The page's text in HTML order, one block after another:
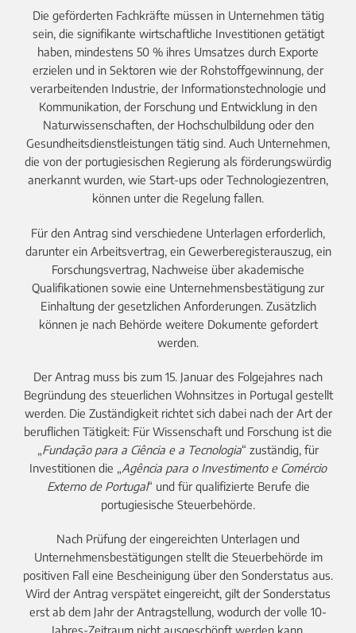
Die geförderten Fachkräfte müssen in Unternehmen tätig
sein, die signifikante wirtschaftliche Investitionen getätigt
haben, mindestens 50 % ihres Umsatzes durch Exporte
erzielen und in Sektoren wie der Rohstoffgewinnung, der
verarbeitenden Industrie, der Informationstechnologie und
Kommunikation, der Forschung und Entwicklung in den
Naturwissenschaften, der Hochschulbildung oder den
Gesundheitsdienstleistungen tätig sind. Auch Unternehmen,
die von der portugiesischen Regierung als förderungswürdig
anerkannt wurden, wie Start-ups oder Technologiezentren,
können unter die Regelung fallen.
Für den Antrag sind verschiedene Unterlagen erforderlich,
darunter ein Arbeitsvertrag, ein Gewerberegisterauszug, ein
Forschungsvertrag, Nachweise über akademische
Qualifikationen sowie eine Unternehmensbestätigung zur
Einhaltung der gesetzlichen Anforderungen. Zusätzlich
können je nach Behörde weitere Dokumente gefordert
werden.
Der Antrag muss bis zum 15. Januar des Folgejahres nach
Begründung des steuerlichen Wohnsitzes in Portugal gestellt
werden. Die Zuständigkeit richtet sich dabei nach der Art der
beruflichen Tätigkeit: Für Wissenschaft und Forschung ist die
„Fundação para a Ciência e a Tecnologia“ zuständig, für
Investitionen die „Agência para o Investimento e Comércio
Externo de Portugal“ und für qualifizierte Berufe die
portugiesische Steuerbehörde.
Nach Prüfung der eingereichten Unterlagen und
Unternehmensbestätigungen stellt die Steuerbehörde im
positiven Fall eine Bescheinigung über den Sonderstatus aus.
Wird der Antrag verspätet eingereicht, gilt der Sonderstatus
erst ab dem Jahr der Antragstellung, wodurch der volle 10-
Jahres-Zeitraum nicht ausgeschöpft werden kann.